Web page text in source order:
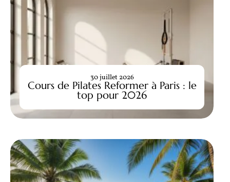
Cours de Pilates Reformer à Paris : le
top pour 2026
30 juillet 2026